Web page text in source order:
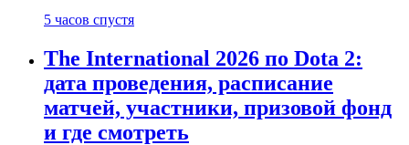
5 часов спустя
The International 2026 по Dota 2:
дата проведения, расписание
матчей, участники, призовой фонд
и где смотреть